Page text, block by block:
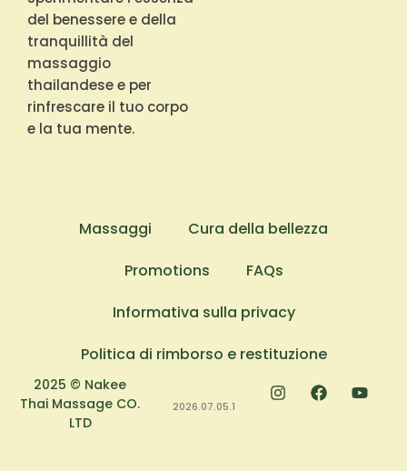
del benessere e della
tranquillità del
massaggio
thailandese e per
rinfrescare il tuo corpo
e la tua mente.
Massaggi
Cura della bellezza
Promotions
FAQs
Informativa sulla privacy
Politica di rimborso e restituzione
2025 © Nakee
Thai Massage CO.
LTD
2026.07.05.1